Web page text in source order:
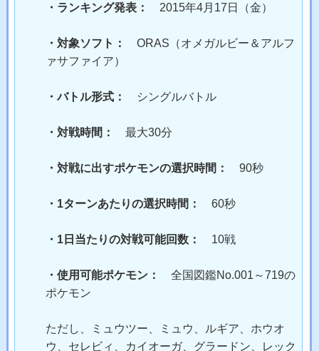
・ランキング発表： 2015年4月17日（金）
・対象ソフト：
ORAS（オメガルビー＆アルフ
ァサファイア）
・バトル形式： シングルバトル
・対戦時間： 最大30分
・対戦に出すポケモンの選択時間： 90秒
・1ターンあたりの選択時間： 60秒
・1日当たりの対戦可能回数： 10戦
・使用可能ポケモン：
全国図鑑No.001～719の
ポケモン
ただし、ミュウツー、ミュウ、ルギア、ホウオ
ウ、セレビィ、カイオーガ、グラードン、レック